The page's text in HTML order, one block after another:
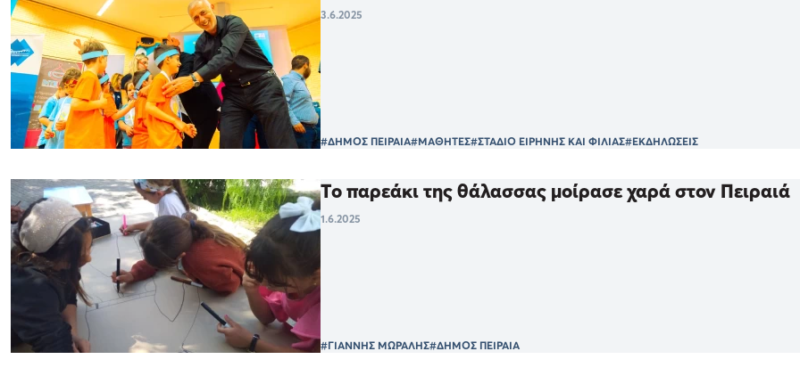
3.6.2025
#ΔΗΜΟΣ ΠΕΙΡΑΙΑ#ΜΑΘΗΤΕΣ#ΣΤΑΔΙΟ ΕΙΡΗΝΗΣ ΚΑΙ ΦΙΛΙΑΣ#ΕΚΔΗΛΩΣΕΙΣ
Το παρεάκι της θάλασσας μοίρασε χαρά στον Πειραιά
1.6.2025
#ΓΙΑΝΝΗΣ ΜΩΡΑΛΗΣ#ΔΗΜΟΣ ΠΕΙΡΑΙΑ